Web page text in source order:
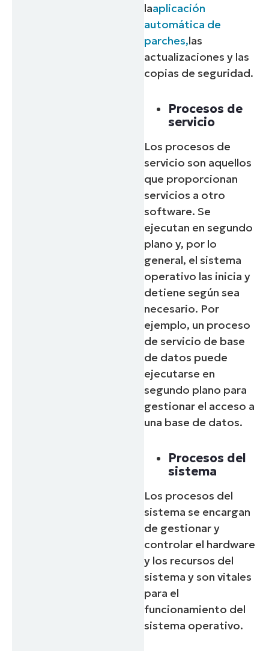
laaplicación
automática de
parches,las
actualizaciones y las
copias de seguridad.
Procesos de
servicio
Los procesos de
servicio son aquellos
que proporcionan
servicios a otro
software. Se
ejecutan en segundo
plano y, por lo
general, el sistema
operativo las inicia y
detiene según sea
necesario. Por
ejemplo, un proceso
de servicio de base
de datos puede
ejecutarse en
segundo plano para
gestionar el acceso a
una base de datos.
Procesos del
sistema
Los procesos del
sistema se encargan
de gestionar y
controlar el hardware
y los recursos del
sistema y son vitales
para el
funcionamiento del
sistema operativo.